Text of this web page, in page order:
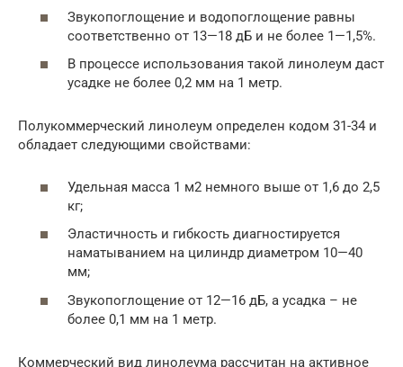
Звукопоглощение и водопоглощение равны
соответственно от 13—18 дБ и не более 1—1,5%.
В процессе использования такой линолеум даст
усадке не более 0,2 мм на 1 метр.
Полукоммерческий линолеум определен кодом 31-34 и
обладает следующими свойствами:
Удельная масса 1 м2 немного выше от 1,6 до 2,5
кг;
Эластичность и гибкость диагностируется
наматыванием на цилиндр диаметром 10—40
мм;
Звукопоглощение от 12—16 дБ, а усадка – не
более 0,1 мм на 1 метр.
Коммерческий вид линолеума рассчитан на активное